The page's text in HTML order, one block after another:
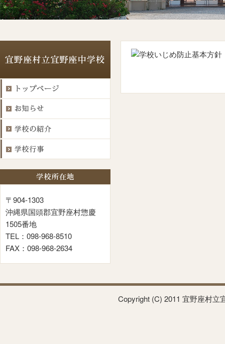
〒904-1303
沖縄県国頭郡宜野座村惣慶
1505番地
TEL：098-968-8510
FAX：098-968-2634
Copyright (C) 2011 宜野座村立